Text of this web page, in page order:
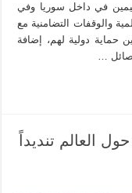
في داخل سوريا وفي
والوقفات التضامنية مع
حماية دولية لهم، إضافة
…
العالم تنديداً